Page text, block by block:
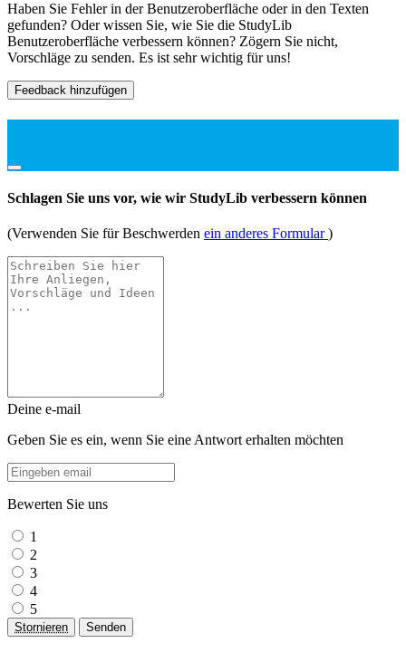
Haben Sie Fehler in der Benutzeroberfläche oder in den Texten
gefunden? Oder wissen Sie, wie Sie die StudyLib
Benutzeroberfläche verbessern können? Zögern Sie nicht,
Vorschläge zu senden. Es ist sehr wichtig für uns!
Feedback hinzufügen
Schlagen Sie uns vor, wie wir StudyLib verbessern können
(Verwenden Sie für Beschwerden ein anderes Formular)
Deine e-mail
Geben Sie es ein, wenn Sie eine Antwort erhalten möchten
Bewerten Sie uns
1
2
3
4
5
Stornieren Senden